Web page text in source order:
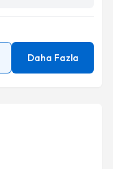
Daha Fazla